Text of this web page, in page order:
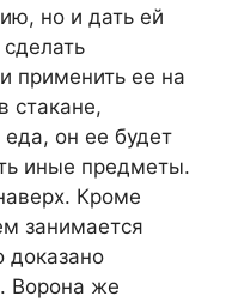
но и дать ей
применить ее на
стакане,
он ее будет
иные предметы.
Кроме
занимается
доказано
Ворона же